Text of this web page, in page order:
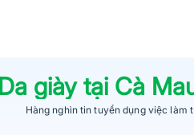
giàytại Cà
Hàng nghìn tin tuyển dụng việc làm